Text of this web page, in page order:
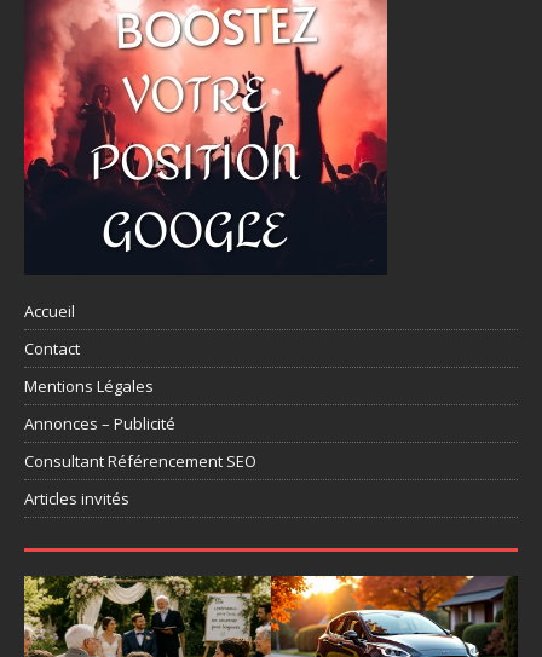
Accueil
Contact
Mentions Légales
Annonces – Publicité
Consultant Référencement SEO
Articles invités